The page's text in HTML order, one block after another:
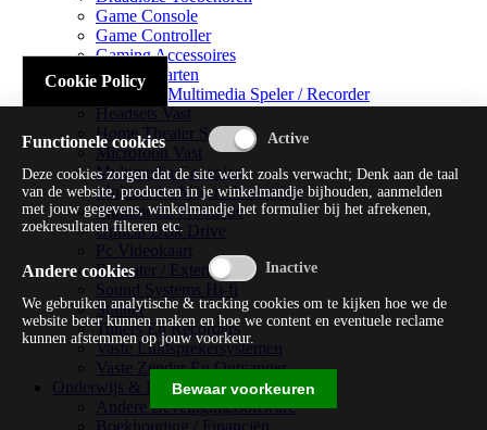
Game Console
Game Controller
Gaming Accessoires
Geluidskaarten
Handheld Multimedia Speler / Recorder
Headsets Vast
Home Theater Systems
Microfoon Vast
Multimedia Consoles
Multimedia Mixer / Versterker
Multimedia Productie
Optical Disk Drive
Pc Videokaart
Repeater / Extender
Sound Systems Hi-fi
Splitter
Tuners En Recorders
Vaste Luidsprekersystemen
Vaste Zender En Ontvanger
Onderwijs & Recreatie
Andere Beveiligingssoftware
Cookie Policy
Functionele cookies
Deze cookies zorgen dat de site werkt zoals verwacht; Denk aan de taal
van de website, producten in je winkelmandje bijhouden, aanmelden
met jouw gegevens, winkelmandje het formulier bij het afrekenen,
zoekresultaten filteren etc.
Andere cookies
We gebruiken analytische & tracking cookies om te kijken hoe we de
website beter kunnen maken en hoe we content en eventuele reclame
kunnen afstemmen op jouw voorkeur.
Bewaar voorkeuren